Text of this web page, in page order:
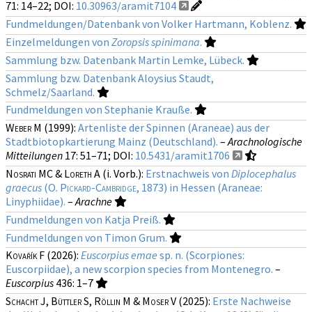
(CH1903, Schweiz)
5-km-Raster basierend auf Luxembourg 1930/Gauß
(Luxemburg)
Zusatzangaben zu Nachweisen wie Sammelmethode,
Bestimmungsmethode, Geschlecht, Reife, Biotoptyp,
usw. sind in der Regel nur für neueste Nachweise bekannt.
Für die Biotoptypen wird die Klassifikation des
verwendet (Version von 2012). Die deutsche Übersetzung
ist unvollständig und nicht-offiziell. Bei
Änderungsvorschlägen bitte eineMitteilung an die
Redaktionschicken.
71: 14–22; DOI: 10.30963/aramit7104
Fundmeldungen/Datenbank von Volker Hartmann, Koblenz.
Einzelmeldungen von Zoropsis spinimana.
Sammlung bzw. Datenbank Martin Lemke, Lübeck.
Sammlung bzw. Datenbank Aloysius Staudt,
Schmelz/Saarland.
Fundmeldungen von Stephanie Krauße.
Weber M (1999): Artenliste der Spinnen (Araneae) aus der
Stadtbiotopkartierung Mainz (Deutschland). –Arachnologische
Mitteilungen 17: 51–71; DOI: 10.5431/aramit1706
Nosrati MC & Loreth A (i. Vorb.): Erstnachweis von Diplocephalus
graecus (O. Pickard-Cambridge, 1873) in Hessen (Araneae:
Linyphiidae). –Arachne
Fundmeldungen von Katja Preiß.
Fundmeldungen von Timon Grum.
Kovařík F (2026): Euscorpius emae sp. n. (Scorpiones:
Euscorpiidae), a new scorpion species from Montenegro. –
Euscorpius 436: 1–7
Schacht J, Büttler S, Röllin M & Moser V (2025): Erste Nachweise